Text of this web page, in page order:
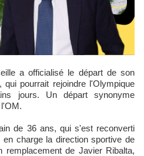
pourrait rejoindre l'Olympique
jours. Un départ synonyme
de 36 ans, qui s'est reconverti
charge la direction sportive de
remplacement de Javier Ribalta,